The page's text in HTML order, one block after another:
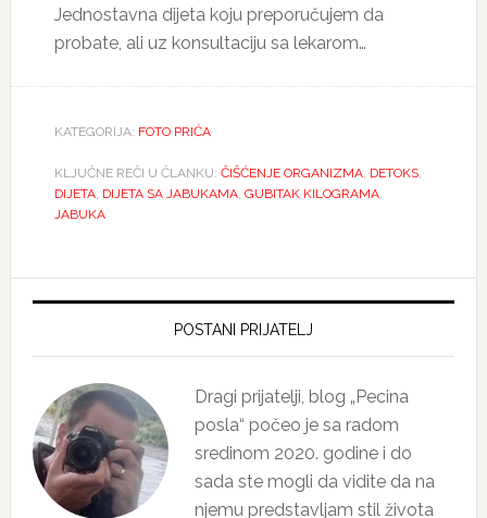
Jednostavna dijeta koju preporučujem da
probate, ali uz konsultaciju sa lekarom…
KATEGORIJA: FOTO PRIĆA
KLJUČNE REČI U ČLANKU: ČIŠĆENJE ORGANIZMA, DETOKS,
DIJETA, DIJETA SA JABUKAMA, GUBITAK KILOGRAMA,
JABUKA
Primary
POSTANI PRIJATELJ
Dragi prijatelji, blog „Pecina
posla“ počeo je sa radom
sredinom 2020. godine i do
sada ste mogli da vidite da na
njemu predstavljam stil života